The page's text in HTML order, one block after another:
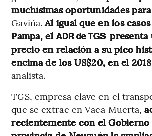
muchísimas oportunidades
Gaviña.Al igual que en los
Pampa, el ADR de TGS presenta
precio en relación a su pico
encima de los US$20, en el 2018
analista.
TGS, empresa clave en el
que se extrae en Vaca Muerta,
recientemente con el Gobierno